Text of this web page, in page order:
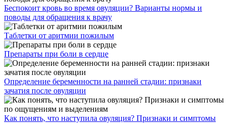
Услуги клиники
О клинике
Врачи
Цены
Отзывы
Акции
Контакты
г. Москва: ул. Петровка 23/10 стр. 5